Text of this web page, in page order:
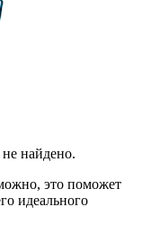
найдено.
это поможет
идеального